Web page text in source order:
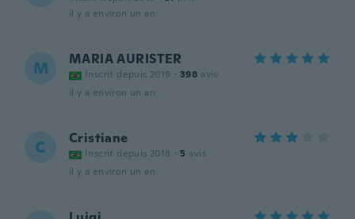
il y a environ un an
M MARIA AURISTER
Inscrit depuis 2019 · 398 avis
il y a environ un an
C Cristiane
Inscrit depuis 2018 · 5 avis
il y a environ un an